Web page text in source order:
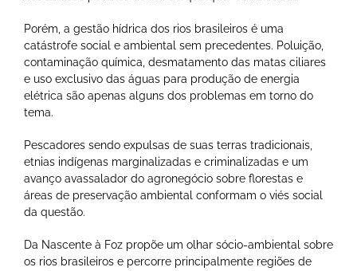
Porém, a gestão hídrica dos rios brasileiros é uma
catástrofe social e ambiental sem precedentes. Poluição,
contaminação química, desmatamento das matas ciliares
e uso exclusivo das águas para produção de energia
elétrica são apenas alguns dos problemas em torno do
tema.
Pescadores sendo expulsas de suas terras tradicionais,
etnias indígenas marginalizadas e criminalizadas e um
avanço avassalador do agronegócio sobre florestas e
áreas de preservação ambiental conformam o viés social
da questão.
Da Nascente à Foz propõe um olhar sócio-ambiental sobre
os rios brasileiros e percorre principalmente regiões de